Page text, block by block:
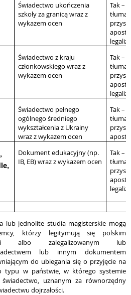
Świadectwo ukończenia
szkoły za granicą wraz z
wykazem ocen
Tak –
Świadectwo z kraju
członkowskiego wraz z
wykazem ocen
Tak –
Świadectwo pełnego
ogólnego średniego
wykształcenia z Ukrainy
wraz z wykazem ocen
Tak –
Dokument edukacyjny (np.
IB, EB) wraz z wykazem ocen
Tak –
lub jednolite studia magisterskie mogą
którzy legitymują się polskim
albo zalegalizowanym lub
lub innym dokumentem
do ubiegania się o przyjęcie na
typu w państwie, w którego systemie
świadectwo, uznanym za równorzędny
dojrzałości.